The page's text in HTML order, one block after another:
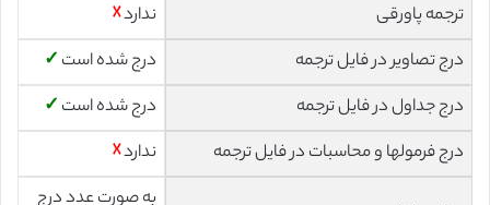
ترجمه پاورقی
ندارد☓
درج تصاویر در فایل ترجمه
درج شده است ✓
درج جداول در فایل ترجمه
درج شده است ✓
درج فرمولها و محاسبات در فایل ترجمه
ندارد☓
به صورت عدد درج